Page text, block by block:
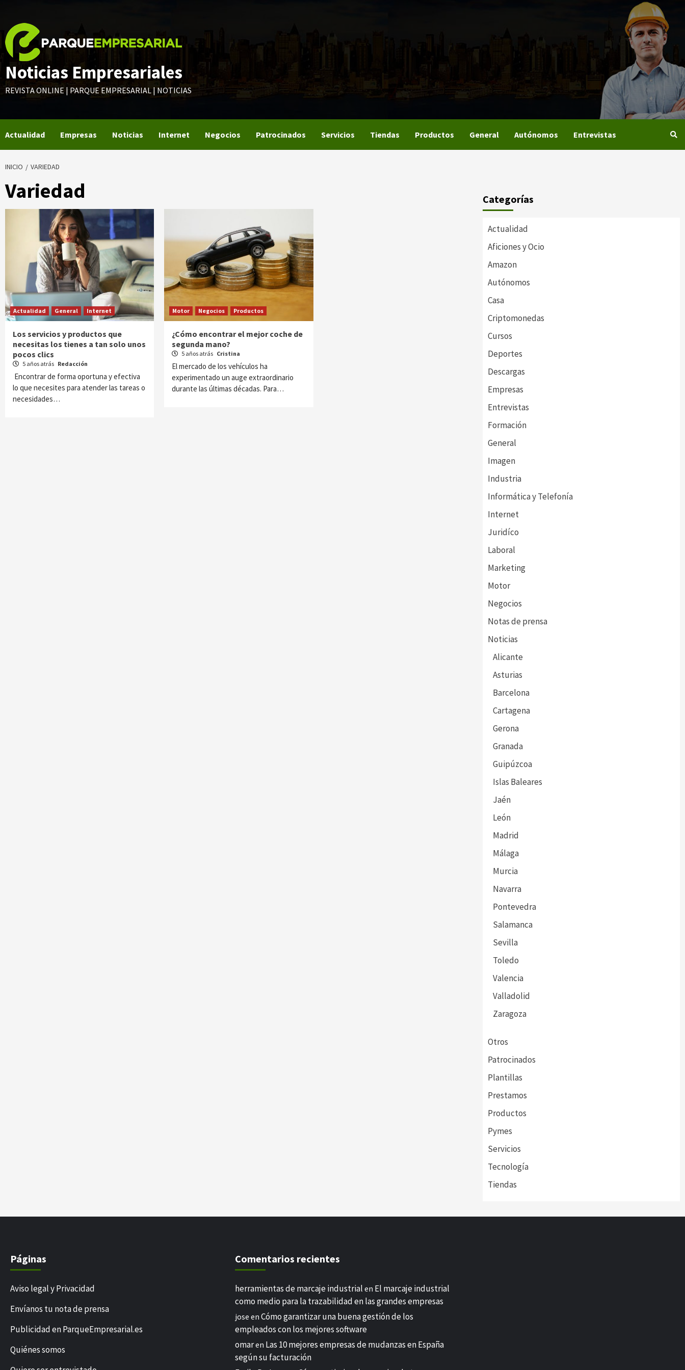
contenido
Noticias Empresariales
REVISTA ONLINE | PARQUE EMPRESARIAL | NOTICIAS
Actualidad Empresas Noticias Internet Negocios Patrocinados Servicios Tiendas Productos General Autónomos Entrevistas
INICIO VARIEDAD
Variedad
Actualidad General Internet
Los servicios y productos que
necesitas los tienes a tan solo unos
pocos clics
5 años atrás Redacción
Encontrar de forma oportuna y efectiva
lo que necesites para atender las tareas o
necesidades…
Motor Negocios Productos
¿Cómo encontrar el mejor coche de
segunda mano?
5 años atrás Cristina
El mercado de los vehículos ha
experimentado un auge extraordinario
durante las últimas décadas. Para…
Categorías
Actualidad
Aficiones y Ocio
Amazon
Autónomos
Casa
Criptomonedas
Cursos
Deportes
Descargas
Empresas
Entrevistas
Formación
General
Imagen
Industria
Informática y Telefonía
Internet
Juridíco
Laboral
Marketing
Motor
Negocios
Notas de prensa
Noticias
Alicante
Asturias
Barcelona
Cartagena
Gerona
Granada
Guipúzcoa
Islas Baleares
Jaén
León
Madrid
Málaga
Murcia
Navarra
Pontevedra
Salamanca
Sevilla
Toledo
Valencia
Valladolid
Zaragoza
Otros
Patrocinados
Plantillas
Prestamos
Productos
Pymes
Servicios
Tecnología
Tiendas
Páginas
Aviso legal y Privacidad
Envíanos tu nota de prensa
Publicidad en ParqueEmpresarial.es
Quiénes somos
Comentarios recientes
herramientas de marcaje industrial en El marcaje industrial
como medio para la trazabilidad en las grandes empresas
jose enCómo garantizar una buena gestión de los
empleados con los mejores software
omaren Las 10 mejores empresas de mudanzas en España
según su facturación